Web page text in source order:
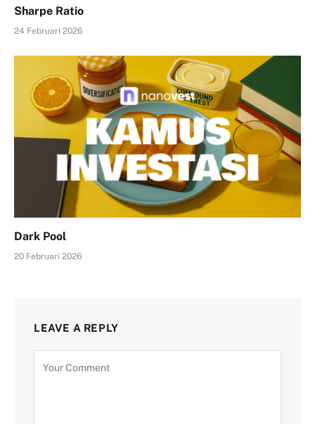
Sharpe Ratio
24 Februari 2026
Dark Pool
20 Februari 2026
LEAVE A REPLY